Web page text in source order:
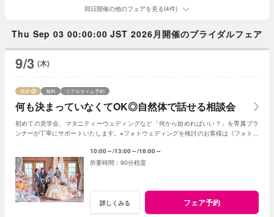
同日開催の他のフェアを見る(4件)
Thu Sep 03 00:00:00 JST 2026月開催のブライダルフェア
9/3 (木)
何も決まっていなくてOK◎自然体で話せる相談会
残席 無料 リアルタイム予約
初めての見学会、マタニティーウェディングなど「何から始めればいい？」を専属プラ
ンナーが丁寧にサポートいたします。※フォトウェディングを検討のお客様は《フォトウ
10:00～ 13:00～ 16:00～
90分程度
詳しくみる フェア予約